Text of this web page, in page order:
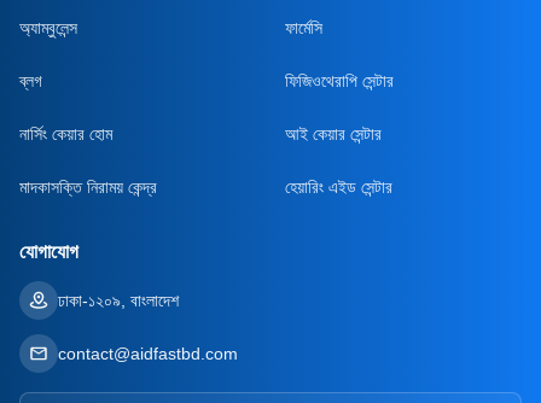
অ্যাম্বুলেন্স ফার্মেসি
ব্লগ ফিজিওথেরাপি সেন্টার
নার্সিং কেয়ার হোম আই কেয়ার সেন্টার
মাদকাসক্তি নিরাময় কেন্দ্র হেয়ারিং এইড সেন্টার
যোগাযোগ
ঢাকা-১২০৯, বাংলাদেশ
contact@aidfastbd.com